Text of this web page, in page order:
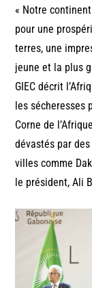
« Notre
pour une
terres, une
jeune et la plus
GIEC décrit
les sécheresses
Corne de
dévastés par
villes comme
le président, Ali